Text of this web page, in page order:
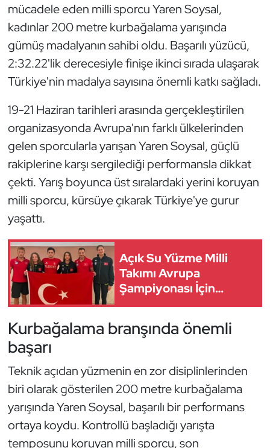
mücadele eden milli sporcu Yaren Soysal,
kadınlar 200 metre kurbağalama yarışında
gümüş madalyanın sahibi oldu. Başarılı yüzücü,
2:32.22'lik derecesiyle finişe ikinci sırada ulaşarak
Türkiye'nin madalya sayısına önemli katkı sağladı.
19-21 Haziran tarihleri arasında gerçekleştirilen
organizasyonda Avrupa'nın farklı ülkelerinden
gelen sporcularla yarışan Yaren Soysal, güçlü
rakiplerine karşı sergilediği performansla dikkat
çekti. Yarış boyunca üst sıralardaki yerini koruyan
milli sporcu, kürsüye çıkarak Türkiye'ye gurur
yaşattı.
Açık Su Yüzme Milli
Takımı Avrupa
Şampiyonası İçin
Paris'te
Kurbağalama branşında önemli
başarı
Teknik açıdan yüzmenin en zor disiplinlerinden
biri olarak gösterilen 200 metre kurbağalama
yarışında Yaren Soysal, başarılı bir performans
ortaya koydu. Kontrollü başladığı yarışta
temposunu koruyan milli sporcu, son
E-Spor
Eskrim
Futbol
Futsal
Genel
Golf
Güreş
Hava Sporları
Hentbol
İşitme Engelli Sporcular
Judo ve Kuraş
Kano ve Rafting
Karate